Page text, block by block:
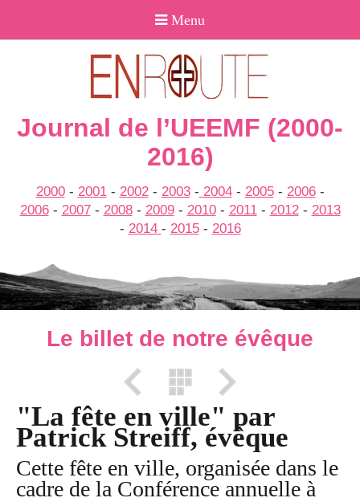
Journal de l’UEEMF (2000-
2016)
2000- 2001- 2002- 2003- 2004- 2005- 2006-
2006- 2007- 2008- 2009- 2010- 2011- 2012- 2013
- 2014 - 2015- 2016
Le billet de notre évêque
"La fête en ville" par
Patrick Streiff, évêque
Cette fête en ville, organisée dans le
cadre de la Conférence annuelle à